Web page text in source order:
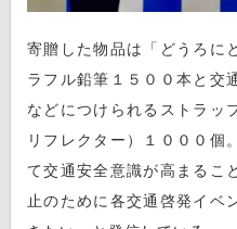
寄贈した物品は「どうろに
ラフル鉛筆１５００本と交
などにつけられるストラッ
リフレクター）１０００個
て交通安全意識が高まるこ
止のために各交通啓発イベ